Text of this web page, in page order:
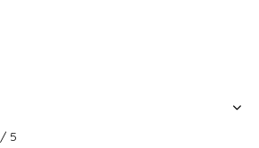
/ 5